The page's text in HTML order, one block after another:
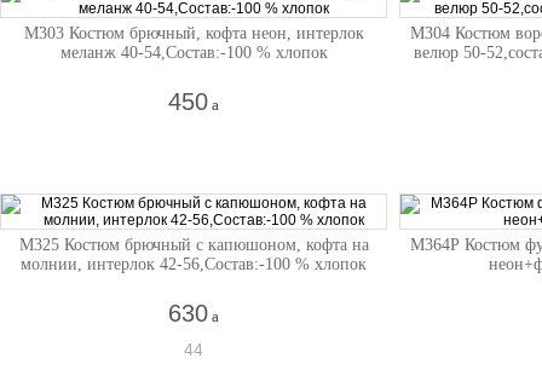
М303 Костюм брючный, кофта неон, интерлок
меланж 40-54,Состав:-100 % хлопок
450 a
М304 Костюм
велюр 50-
М325 Костюм брючный с капюшоном, кофта на
молнии, интерлок 42-56,Состав:-100 % хлопок
630 a
44
М364Р Костюм